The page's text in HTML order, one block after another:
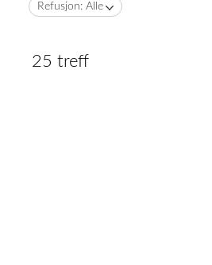
Refusjon: Alle
25 treff